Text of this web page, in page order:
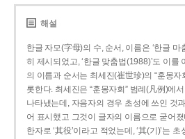
해설
한글 자모(字母)의 수, 순서, 이름은 ‘한글 마
히 제시되었고, ‘한글 맞춤법(1988)’도 이를
의 이름과 순서는 최세진(崔世珍)의 “훈몽자
롯한다. 최세진은 “훈몽자회” 범례(凡例)에
나타냈는데, 자음자의 경우 초성에 쓰인 것
어 표시했고 그것이 글자의 이름으로 굳어졌
한자로 ‘其役’이라고 적었는데, ‘其(기)’는 초